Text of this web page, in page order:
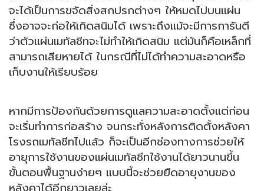
จะได้เป็นการขจัดสิ่งสกปรกต่างๆ ให้หมดไปบนแผ่น
ซึ่งอาจจะก่อให้เกิดสนิมได้ เพราะถึงแม้จะมีการการันตี
ว่าตัวแผ่นเมทัลชีทจะไม่ทำให้เกิดสนิม แต่มันก็คือเหล็กที่
สามารถเสียหายได้ ในกรณีที่ไม่ได้ทำความสะอาดหรือ
เก็บงานให้เรียบร้อย
หากมีการป้องกันด้วยการดูแลความสะอาดตั้งแต่ก่อน
จะเริ่มทำการก่อสร้าง จนกระทั่งหลังการติดตั้งหลังคา
โรงรถเมทัลชีทไปแล้ว ก็จะเป็นอีกช่องทางการช่วยให้
อายุการใช้งานของแผ่นเมทัลชีทใช้งานได้ยาวนานขึ้น
ขั้นตอนพื้นฐานง่ายๆ แบบนี้จะช่วยยืดอายุงานของ